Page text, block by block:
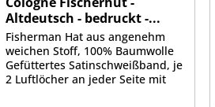
Altdeutsch - bedruckt -...
Fisherman Hat aus angenehm
weichen Stoff, 100% Baumwolle
Gefüttertes Satinschweißband, je
2 Luftlöcher an jeder Seite mit